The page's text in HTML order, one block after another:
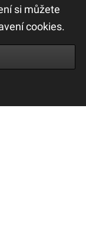
si můžete
cookies.